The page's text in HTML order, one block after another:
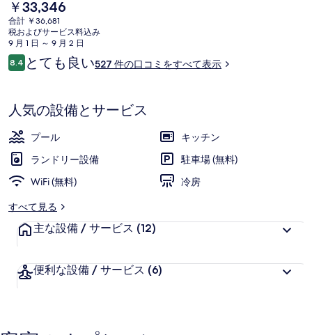
ギ
ャ
ラ
ー
現
在
の
料
金
は
す
￥33,346
合計 ￥36,681
税およびサービス料込み
9 月 1 日 ～ 9 月 2 日
口
コ
8.410段階中8.4
とても良い527 件の口コミをすべて表示
人気の設備とサービス
プール
キッチン
ランドリー設備
駐車場 (無料)
WiFi (無料)
冷房
すべて見る
主な設備 / サービス (12)
便利な設備 / サービス (6)